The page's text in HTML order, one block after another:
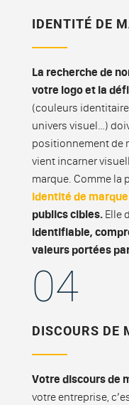
IDENTITÉ DE
La recherche de
votre logo et la
(couleurs
univers visuel…)
positionnement de
vient incarner
marque. Comme la
identité de marque
publics cibles.Elle
identifiable,
valeurs portées
04
DISCOURS DE
Votre discours de
votre entreprise,